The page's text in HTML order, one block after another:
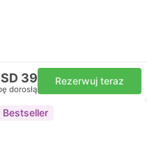
39
dorosłą
Rezerwuj teraz
Bestseller